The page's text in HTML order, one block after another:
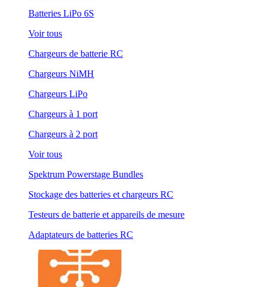
Batteries LiPo 6S
Voir tous
Chargeurs de batterie RC
Chargeurs NiMH
Chargeurs LiPo
Chargeurs à 1 port
Chargeurs à 2 port
Voir tous
Spektrum Powerstage Bundles
Stockage des batteries et chargeurs RC
Testeurs de batterie et appareils de mesure
Adaptateurs de batteries RC